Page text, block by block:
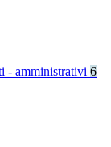
- amministrativi 6